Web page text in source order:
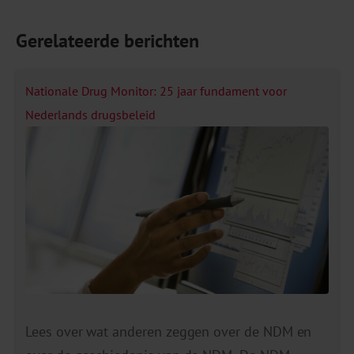
Gerelateerde berichten
Nationale Drug Monitor: 25 jaar fundament voor
Nederlands drugsbeleid
Lees over wat anderen zeggen over de NDM en